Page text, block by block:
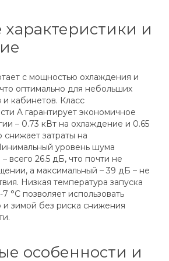
и
с мощностью охлаждения и
оптимально для небольших
кабинетов. Класс
A гарантирует экономичное
– 0.73 кВт на охлаждение и 0.65
снижает затраты на
уровень шума
всего 26.5 дБ, что почти не
а максимальный – 39 дБ – не
Низкая температура запуска
°C позволяет использовать
и зимой без риска снижения
особенности и